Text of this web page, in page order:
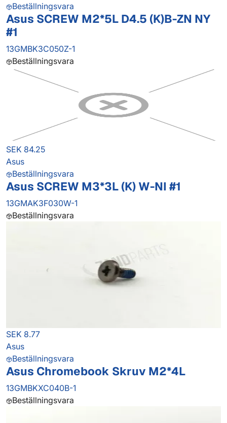
Beställningsvara
Asus SCREW M2*5L D4.5 (K)B-ZN NY
#1
13GMBK3C050Z-1
Beställningsvara
SEK 84.25
Asus
Beställningsvara
Asus SCREW M3*3L (K) W-NI #1
13GMAK3F030W-1
Beställningsvara
SEK 8.77
Asus
Beställningsvara
Asus Chromebook Skruv M2*4L
13GMBKXC040B-1
Beställningsvara